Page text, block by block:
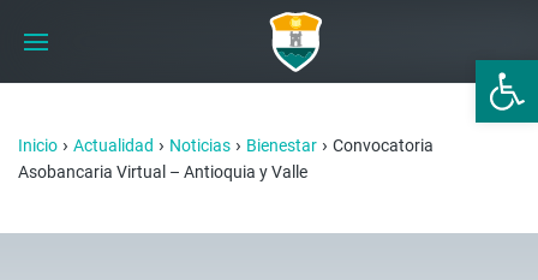
Abrir
Inicio › Actualidad › Noticias › Bienestar › Convocatoria
Asobancaria Virtual – Antioquia y Valle